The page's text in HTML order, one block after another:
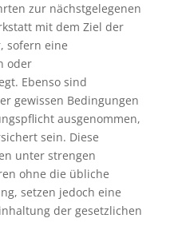
zur nächstgelegenen
mit dem Ziel der
sofern eine
oder
Ebenso sind
gewissen Bedingungen
ausgenommen,
sein. Diese
unter strengen
ohne die übliche
setzen jedoch eine
der gesetzlichen